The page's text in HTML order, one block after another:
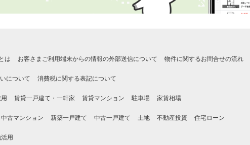
は お客さまご利用端末からの情報の外部送信について 物件に関するお問合せの流れ
について 消費税に関する表記について
賃貸一戸建て・一軒家 賃貸マンション 駐車場 家賃相場
中古マンション 新築一戸建て 中古一戸建て 土地 不動産投資 住宅ローン
用